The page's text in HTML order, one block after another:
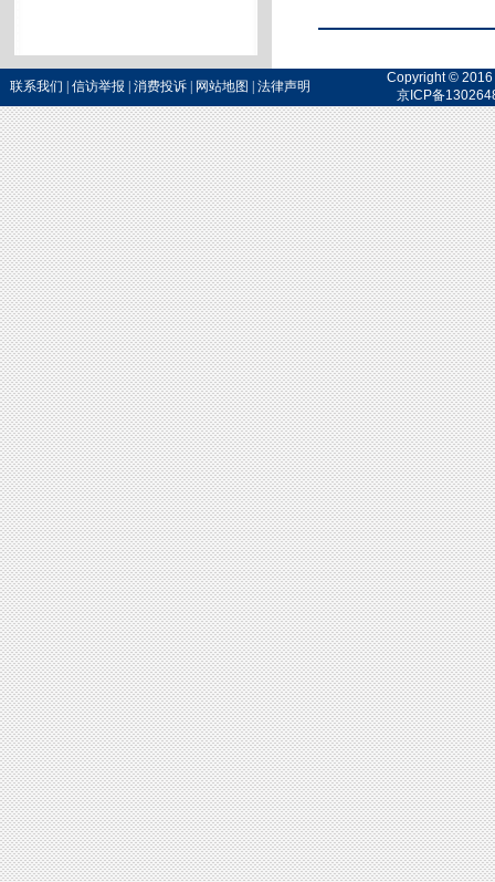
联系我们 信访举报 消费投诉 网站地图 法律声明
Copyright © 2016
京ICP备